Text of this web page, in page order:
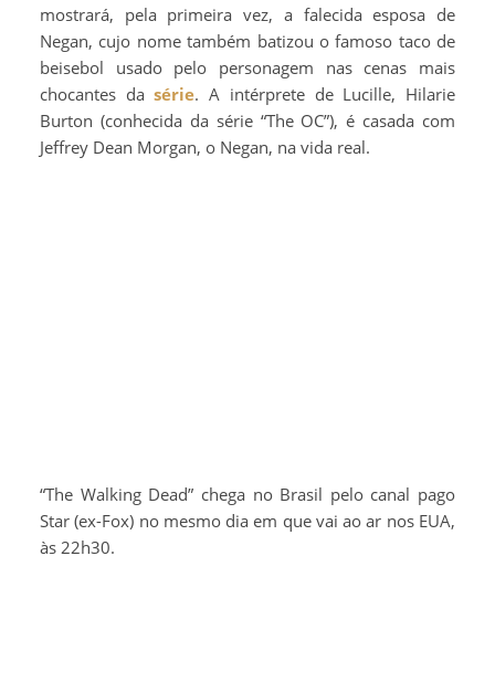
mostrará, pela primeira vez, a falecida esposa de
Negan, cujo nome também batizou o famoso taco de
beisebol usado pelo personagem nas cenas mais
chocantes dasérie. A intérprete de Lucille, Hilarie
Burton (conhecida da série “The OC”), é casada com
Jeffrey Dean Morgan, o Negan, na vida real.
“The Walking Dead” chega no Brasil pelo canal pago
Star (ex-Fox) no mesmo dia em que vai ao ar nos EUA,
às 22h30.